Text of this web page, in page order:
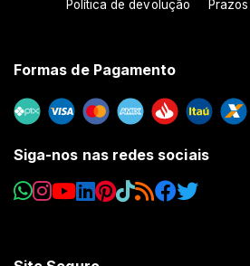
Política de devolução Prazos
Formas de Pagamento
Siga-nos nas redes sociais